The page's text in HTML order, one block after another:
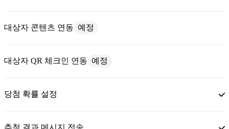
대상자 콘텐츠 연동 예정
대상자 QR 체크인 연동 예정
당첨 확률 설정